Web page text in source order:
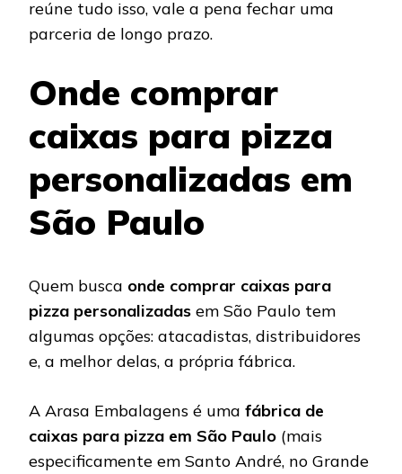
reúne tudo isso, vale a pena fechar uma
parceria de longo prazo.
Onde comprar
caixas para pizza
personalizadas em
São Paulo
Quem busca onde comprar caixas para
pizza personalizadas em São Paulo tem
algumas opções: atacadistas, distribuidores
e, a melhor delas, a própria fábrica.
A Arasa Embalagens é uma fábrica de
caixas para pizza em São Paulo (mais
especificamente em Santo André, no Grande